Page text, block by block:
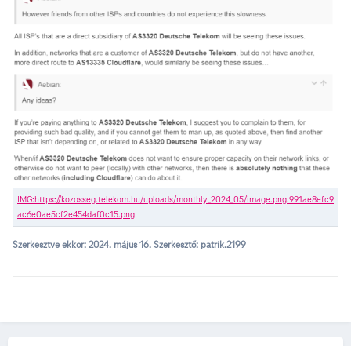
Szerkesztve ekkor: 2024. május 16. Szerkesztő: patrik.2199